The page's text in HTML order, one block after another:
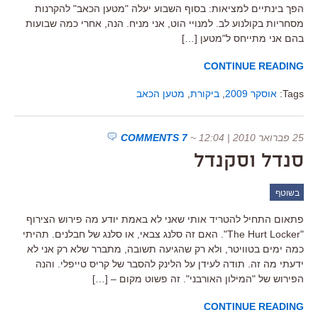
הפך בינתיים למציאות: בסוף השבוע יעלה "מטען הכאב" להקרנות
מסחריות בקולנוע לב. למנויי הוט, אני מניח. הנה, אחרי כמה שבועות
בהם אני מתייחס ל"מטען […]
CONTINUE READING
Tags: אוסקר 2009 ביקורת מטען הכאב
25 פברואר 2010 | 12:04 ~
7 COMMENTS
סנדל וסקנדל
בשוטף
פתאום התחיל להטריד אותי שאני לא באמת יודע מה פירוש הצירוף
"The Hurt Locker". האם זה סלנג צבאי, או סלנג של חבלנים. תהיתי
כמה ימים בטוויטר, ולא רק שהגיעה תשובה, מתברר שלא רק אני לא
ידעתי מה זה. תודה לעידן על הלינק להסבר של קריס טייפלי. והנה
הפירוש של "המילון האורבני". זה פשוט מקום – […]
CONTINUE READING